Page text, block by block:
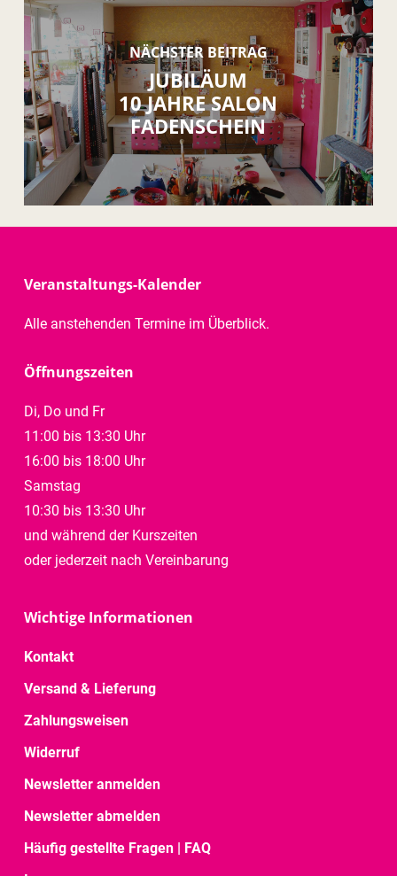
NÄCHSTER BEITRAG
JUBILÄUM
10 JAHRE SALON
FADENSCHEIN
Veranstaltungs-Kalender
Alle anstehenden Termine im Überblick.
Öffnungszeiten
Di, Do und Fr
11:00 bis 13:30 Uhr
16:00 bis 18:00 Uhr
Samstag
10:30 bis 13:30 Uhr
und während der Kurszeiten
oder jederzeit nach Vereinbarung
Wichtige Informationen
Kontakt
Versand & Lieferung
Zahlungsweisen
Widerruf
Newsletter anmelden
Newsletter abmelden
Häufig gestellte Fragen | FAQ